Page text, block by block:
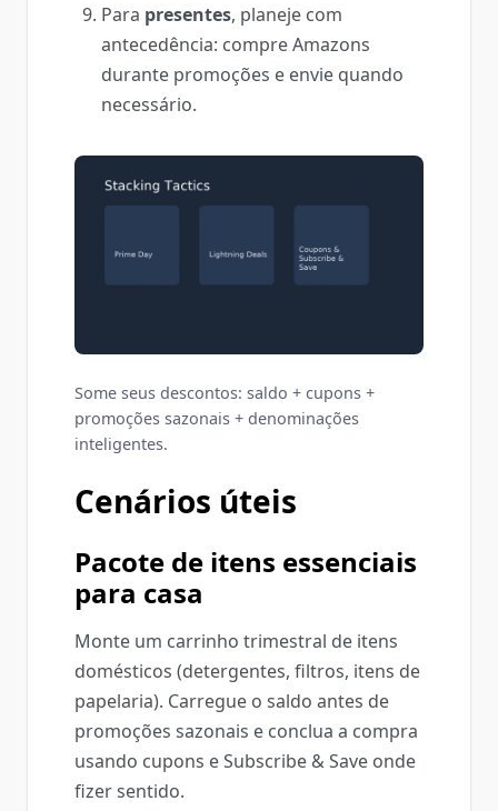
Para presentes, planeje com
antecedência: compre Amazons
durante promoções e envie quando
necessário.
Some seus descontos: saldo + cupons +
promoções sazonais + denominações
inteligentes.
Cenários úteis
Pacote de itens essenciais
para casa
Monte um carrinho trimestral de itens
domésticos (detergentes, filtros, itens de
papelaria). Carregue o saldo antes de
promoções sazonais e conclua a compra
usando cupons e Subscribe & Save onde
fizer sentido.